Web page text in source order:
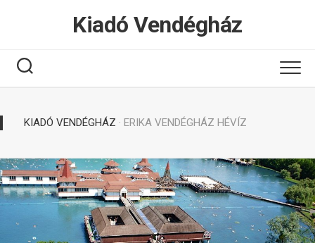
Kiadó Vendégház
KIADÓ VENDÉGHÁZ · ERIKA VENDÉGHÁZ HÉVÍZ